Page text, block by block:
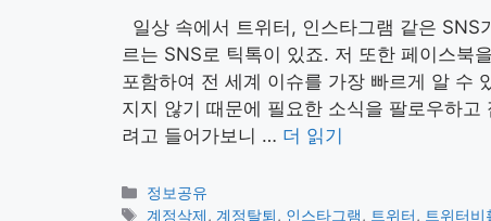
일상 속에서 트위터, 인스타그램 같은
르는 SNS로 틱톡이 있죠. 저 또한 페이스북
포함하여 전 세계 이슈를 가장 빠르게 알 수
지지 않기 때문에 필요한 소식을 팔로우하
려고 들어가보니 … 더 읽기
카
테
정보공유
태
계정삭제, 계정탈퇴, 인스타그램, 트위터, 트위터비